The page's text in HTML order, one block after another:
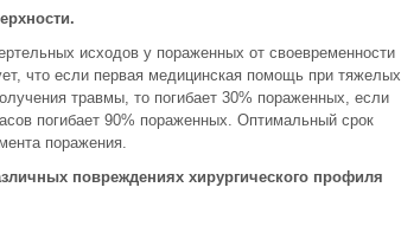
исходов у пораженных от своевременности
что если первая медицинская помощь при тяжелых
травмы, то погибает 30% пораженных, если
погибает 90% пораженных. Оптимальный срок
поражения.
повреждениях хирургического профиля